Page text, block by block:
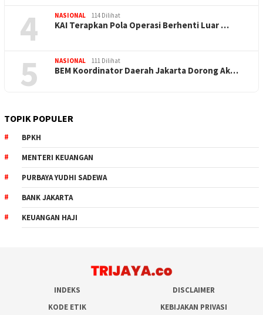
4 NASIONAL 114 Dilihat
KAI Terapkan Pola Operasi Berhenti Luar …
5 NASIONAL 111 Dilihat
BEM Koordinator Daerah Jakarta Dorong Ak…
TOPIK POPULER
BPKH
MENTERI KEUANGAN
PURBAYA YUDHI SADEWA
BANK JAKARTA
KEUANGAN HAJI
INDEKS
DISCLAIMER
KODE ETIK
KEBIJAKAN PRIVASI